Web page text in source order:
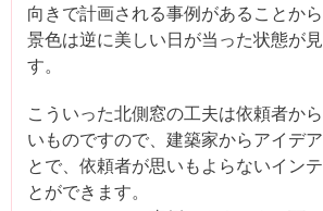
向きで計画される事例があることから
景色は逆に美しい日が当った状態が
す。
こういった北側窓の工夫は依頼者か
いものですので、建築家からアイデ
とで、依頼者が思いもよらないイン
とができます。